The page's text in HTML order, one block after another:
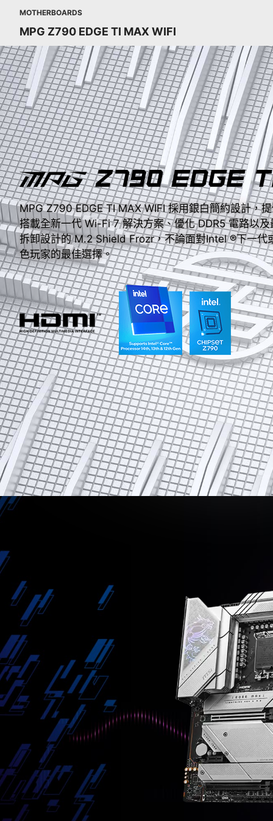
MOTHERBOARDS
MPG Z790 EDGE TI MAX WIFI
MPG Z790 EDGE TI MAX WIFI 採用銀白簡約設計，
搭載全新一代 Wi-Fi 7 解決方案、優化 DDR5 電路以
拆卸設計的 M.2 Shield Frozr，不論面對Intel ®下一代
色玩家的最佳選擇。